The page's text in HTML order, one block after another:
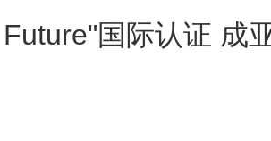
国际认证 成